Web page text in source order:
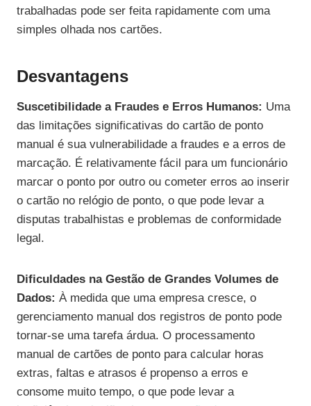
trabalhadas pode ser feita rapidamente com uma
simples olhada nos cartões.
Desvantagens
Suscetibilidade a Fraudes e Erros Humanos: Uma
das limitações significativas do cartão de ponto
manual é sua vulnerabilidade a fraudes e a erros de
marcação. É relativamente fácil para um funcionário
marcar o ponto por outro ou cometer erros ao inserir
o cartão no relógio de ponto, o que pode levar a
disputas trabalhistas e problemas de conformidade
legal.
Dificuldades na Gestão de Grandes Volumes de
Dados: À medida que uma empresa cresce, o
gerenciamento manual dos registros de ponto pode
tornar-se uma tarefa árdua. O processamento
manual de cartões de ponto para calcular horas
extras, faltas e atrasos é propenso a erros e
consome muito tempo, o que pode levar a